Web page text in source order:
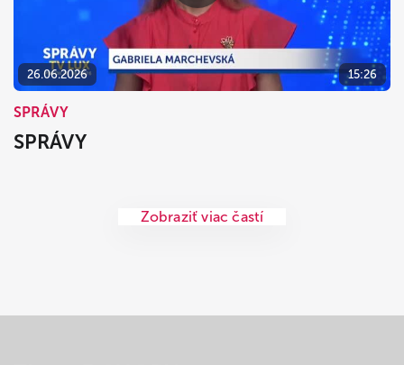
26.06.2026 15:26
SPRÁVY
SPRÁVY
Zobraziť viac častí